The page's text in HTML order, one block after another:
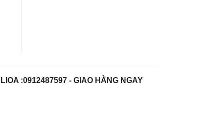
:0912487597 - GIAO HÀNG NGAY